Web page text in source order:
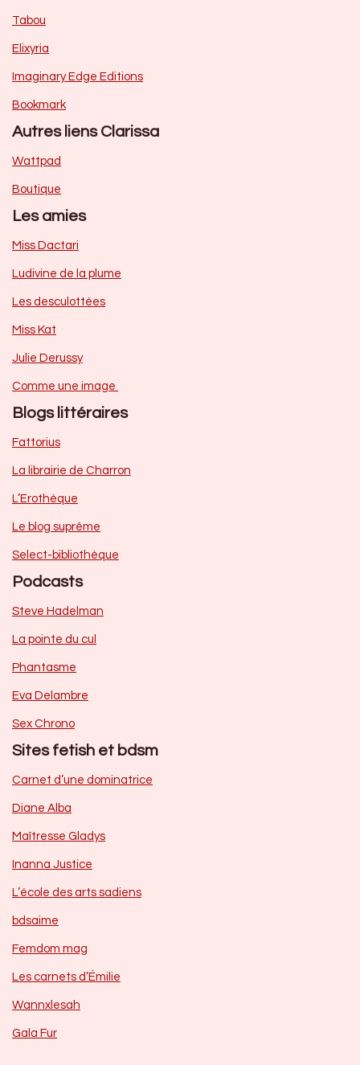
Tabou
Elixyria
Imaginary Edge Editions
Bookmark
Autres liens Clarissa
Wattpad
Boutique
Les amies
Miss Dactari
Ludivine de la plume
Les desculottées
Miss Kat
Julie Derussy
Comme une image
Blogs littéraires
Fattorius
La librairie de Charron
L’Erothèque
Le blog suprême
Select-bibliothèque
Podcasts
Steve Hadelman
La pointe du cul
Phantasme
Eva Delambre
Sex Chrono
Sites fetish et bdsm
Carnet d’une dominatrice
Diane Alba
Maîtresse Gladys
Inanna Justice
L’école des arts sadiens
bdsaime
Femdom mag
Les carnets d’Émilie
Wannxlesah
Gala Fur